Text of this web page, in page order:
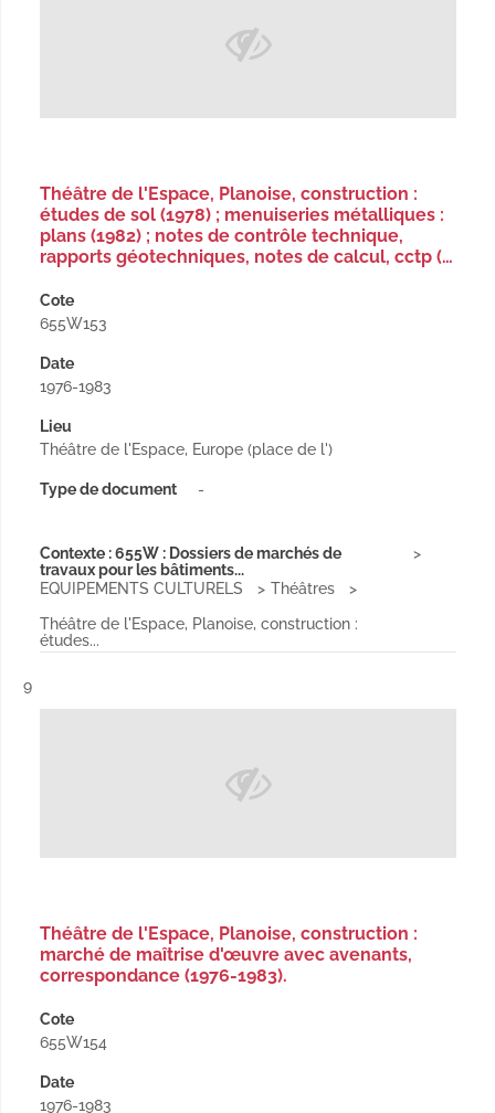
Théâtre de l'Espace, Planoise, construction :
études de sol (1978) ; menuiseries métalliques :
plans (1982) ; notes de contrôle technique,
rapports géotechniques, notes de calcul, cctp (…
Cote
655W153
Date
1976-1983
Lieu
Théâtre de l'Espace, Europe (place de l')
Type de document -
Contexte : 655W : Dossiers de marchés de
travaux pour les bâtiments...
EQUIPEMENTS CULTURELS
Théâtres
Théâtre de l'Espace, Planoise, construction :
études...
Résultat n°
9
Théâtre de l'Espace, Planoise, construction :
marché de maîtrise d'œuvre avec avenants,
correspondance (1976-1983).
Cote
655W154
Date
1976-1983